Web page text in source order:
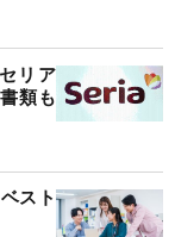
リア
類も
スト